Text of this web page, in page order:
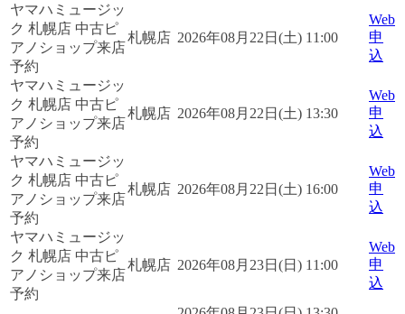
ヤマハミュージッ
ク 札幌店 中古ピ
アノショップ来店
予約
札幌店 2026年08月22日(土) 11:00
Web
申
込
ヤマハミュージッ
ク 札幌店 中古ピ
アノショップ来店
予約
札幌店 2026年08月22日(土) 13:30
Web
申
込
ヤマハミュージッ
ク 札幌店 中古ピ
アノショップ来店
予約
札幌店 2026年08月22日(土) 16:00
Web
申
込
ヤマハミュージッ
ク 札幌店 中古ピ
アノショップ来店
予約
札幌店 2026年08月23日(日) 11:00
Web
申
込